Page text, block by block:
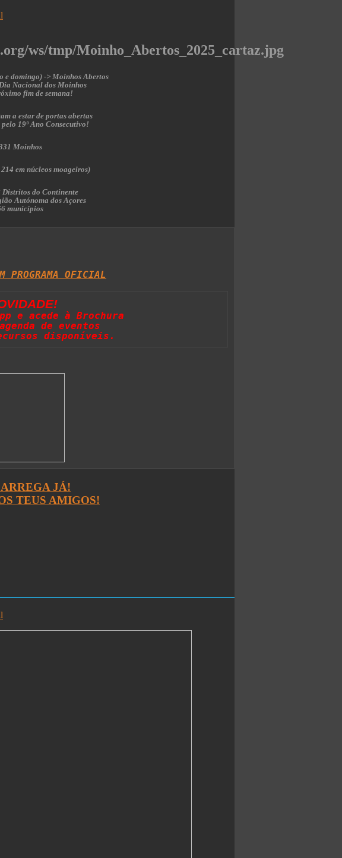
e domingo) -> Moinhos Abertos
Nacional dos Moinhos
fim de semana!
a estar de portas abertas
19º Ano Consecutivo!
Moinhos
em núcleos moageiros)
Distritos do Continente
Autónoma dos Açores
municípios
PROGRAMA OFICIAL
e acede à Brochura
de eventos
disponíveis.
JÁ!
TEUS AMIGOS!